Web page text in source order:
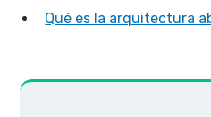
Qué es la arquitectura